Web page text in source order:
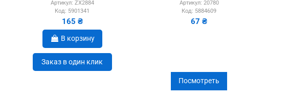
Артикул: ZX2884
Код: 5901341
165 ₴
В корзину
Заказ в один клик
Артикул: 20780
Код: 5884609
67 ₴
Посмотреть